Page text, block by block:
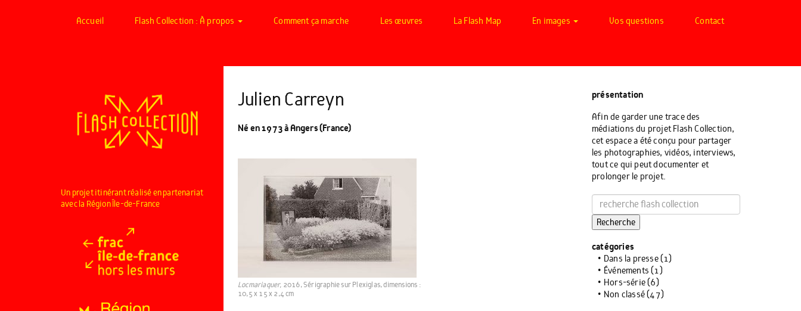
Accueil Flash Collection : À propos Comment ça marche Les œuvres La Flash Map En images Vos questions Contact
Julien Carreyn
Né en 1973 à Angers (France)
Locmariaquer, 2016, Sérigraphie sur Plexiglas, dimensions :
10,5 x 15 x 2,4 cm
présentation
Afin de garder une trace des
médiations du projet Flash Collection,
cet espace a été conçu pour partager
les photographies, vidéos, interviews,
tout ce qui peut documenter et
prolonger le projet.
Recherche
catégories
Dans la presse(1)
Événements (1)
Hors-série(6)
Non classé(47)
Un projet itinérant réalisé en partenariat
avec la Région Île-de-France